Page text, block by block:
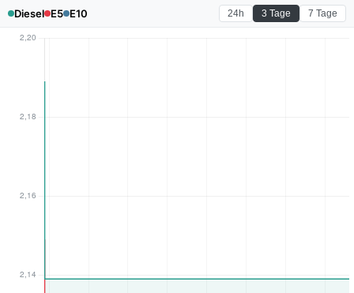
Diesel E5 E10 24h 3 Tage 7 Tage